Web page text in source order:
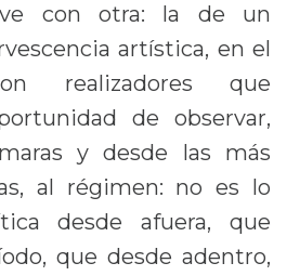
con otra: la de un
artística, en el
realizadores que
de observar,
y desde las más
al régimen: no es lo
desde afuera, que
que desde adentro,